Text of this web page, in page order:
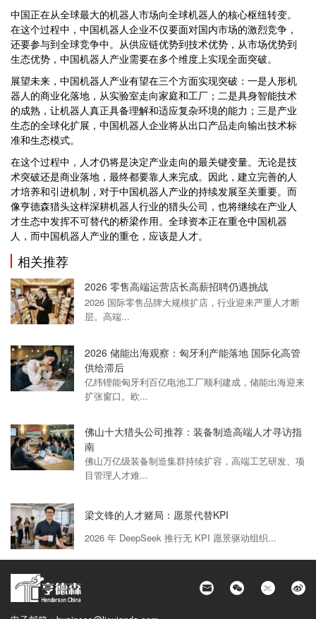
中国正在从全球最大的机器人市场向全球机器人的核心枢纽转变。
在这个过程中，中国机器人企业不仅要面对国内市场的激烈竞争，
还要参与到全球竞争中。从供应链优势到技术优势，从市场优势到
生态优势，中国机器人产业需要在多个维度上实现全面突破。
展望未来，中国机器人产业有望在三个方面实现突破：一是人形机
器人的商业化落地，从实验室走向家庭和工厂；二是具身智能技术
的成熟，让机器人真正具备理解和适应复杂环境的能力；三是产业
生态的全球化扩展，中国机器人企业将从出口产品走向输出技术标
准和生态模式。
在这个过程中，人才仍将是决定产业走向的最关键变量。无论是技
术突破还是商业落地，最终都要靠人来完成。因此，建立完善的人
才培养和引进机制，对于中国机器人产业的持续发展至关重要。而
像亨德森猎头这样深耕机器人行业的猎头公司，也将继续在产业人
才生态中发挥不可替代的桥梁作用。全球资本正在重仓中国机器
人，而中国机器人产业的重仓，应该是人才。
相关推荐
2026 零售高端运营店长高薪招聘仍遇挑战
2026 国际零售品牌大规模扩店，行业迎来严重人才断
层。高端...
2026 储能出海观察：匈牙利产能落地 国际化高管
供给滞后
亿纬锂能匈牙利百亿电池工厂顺利建成，储能出海迎来
扩张窗口。欧...
佛山十大猎头公司推荐：装备制造高端人才寻访指
南
佛山万亿级装备制造集群持续扩容，高端工艺研发、项
目管理人才难...
梁文锋的人才赌局：愿景代替KPI
2026 年 DeepSeek 推行无 KPI 愿景驱动组织...